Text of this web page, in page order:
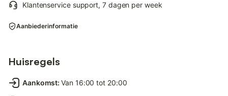
Klantenservice support, 7 dagen per week
Aanbiederinformatie
Huisregels
Aankomst: Van 16:00 tot 20:00